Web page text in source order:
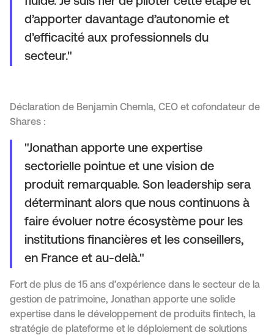
d’apporter davantage d’autonomie et
d’efficacité aux professionnels du
secteur."
Déclaration de Benjamin Chemla, CEO et cofondateur de
Shares :
"Jonathan apporte une expertise
sectorielle pointue et une vision de
produit remarquable. Son leadership sera
déterminant alors que nous continuons à
faire évoluer notre écosystème pour les
institutions financières et les conseillers,
en France et au-delà."
Fort de plus de 15 ans d’expérience dans le secteur de la
gestion de patrimoine, Jonathan apporte une solide
expertise dans le développement de produits fintech, la
stratégie de plateforme et le déploiement de solutions